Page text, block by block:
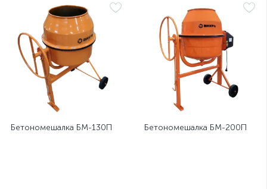
Бетономешалка БМ-130П Бетономешалка БМ-200П